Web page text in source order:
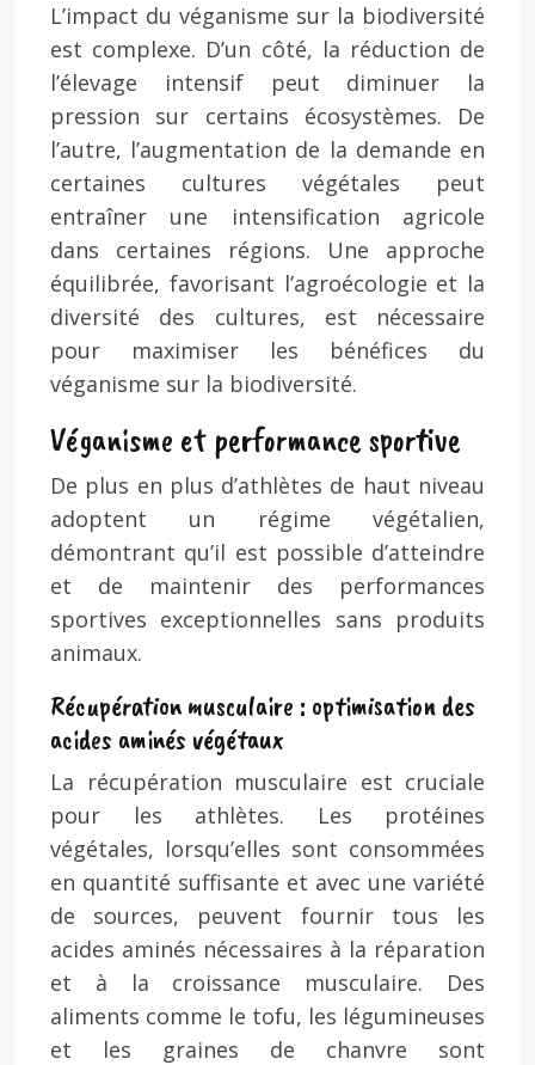
L’impact du véganisme sur la biodiversité
est complexe. D’un côté, la réduction de
l’élevage intensif peut diminuer la
pression sur certains écosystèmes. De
l’autre, l’augmentation de la demande en
certaines cultures végétales peut
entraîner une intensification agricole
dans certaines régions. Une approche
équilibrée, favorisant l’agroécologie et la
diversité des cultures, est nécessaire
pour maximiser les bénéfices du
véganisme sur la biodiversité.
Véganisme et performance sportive
De plus en plus d’athlètes de haut niveau
adoptent un régime végétalien,
démontrant qu’il est possible d’atteindre
et de maintenir des performances
sportives exceptionnelles sans produits
animaux.
Récupération musculaire : optimisation des
acides aminés végétaux
La récupération musculaire est cruciale
pour les athlètes. Les protéines
végétales, lorsqu’elles sont consommées
en quantité suffisante et avec une variété
de sources, peuvent fournir tous les
acides aminés nécessaires à la réparation
et à la croissance musculaire. Des
aliments comme le tofu, les légumineuses
et les graines de chanvre sont